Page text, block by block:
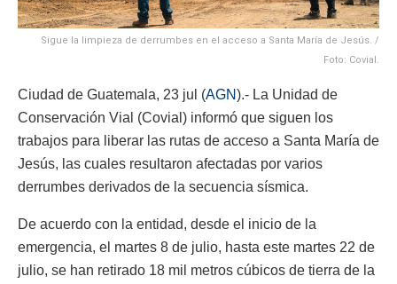
Sigue la limpieza de derrumbes en el acceso a Santa María de Jesús. /
Foto: Covial.
Ciudad de Guatemala, 23 jul (AGN).- La Unidad de
Conservación Vial (Covial) informó que siguen los
trabajos para liberar las rutas de acceso a Santa María de
Jesús, las cuales resultaron afectadas por varios
derrumbes derivados de la secuencia sísmica.
De acuerdo con la entidad, desde el inicio de la
emergencia, el martes 8 de julio, hasta este martes 22 de
julio, se han retirado 18 mil metros cúbicos de tierra de la